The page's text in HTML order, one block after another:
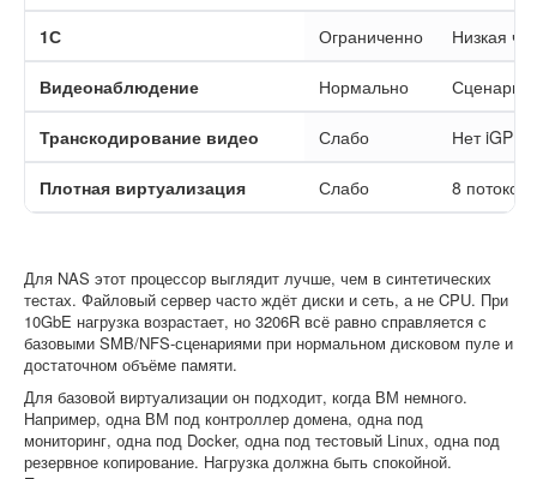
1С Ограниченно Низкая
Видеонаблюдение Нормально Сценарий
Транскодирование видео Слабо Нет iGPU,
Плотная виртуализация Слабо 8 потоков
Для NAS этот процессор выглядит лучше, чем в синтетических
тестах. Файловый сервер часто ждёт диски и сеть, а не CPU. При
10GbE нагрузка возрастает, но 3206R всё равно справляется с
базовыми SMB/NFS-сценариями при нормальном дисковом пуле и
достаточном объёме памяти.
Для базовой виртуализации он подходит, когда ВМ немного.
Например, одна ВМ под контроллер домена, одна под
мониторинг, одна под Docker, одна под тестовый Linux, одна под
резервное копирование. Нагрузка должна быть спокойной.